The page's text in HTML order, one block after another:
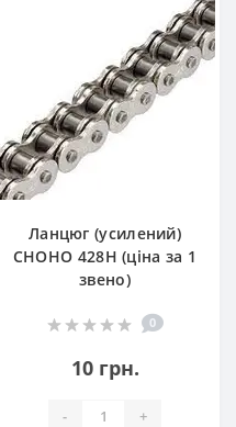
Ланцюг (усилений)
СHOHO 428H (ціна за 1
звено)
0
10 грн.
- +